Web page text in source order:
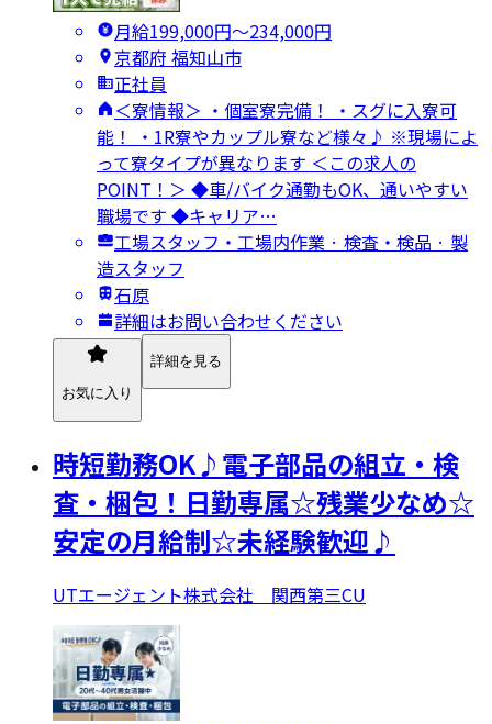
月給199,000円〜234,000円
京都府 福知山市
正社員
＜寮情報＞ ・個室寮完備！ ・スグに入寮可
能！ ・1R寮やカップル寮など様々♪ ※現場によ
って寮タイプが異なります ＜この求人の
POINT！＞ ◆車/バイク通勤もOK、通いやすい
職場です ◆キャリア…
工場スタッフ・工場内作業 · 検査・検品 · 製
造スタッフ
石原
詳細はお問い合わせください
お気に入り
詳細を見る
時短勤務OK♪電子部品の組立・検
査・梱包！日勤専属☆残業少なめ☆
安定の月給制☆未経験歓迎♪
UTエージェント株式会社 関西第三CU